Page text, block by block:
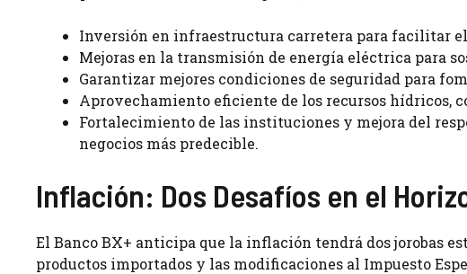
Inversión en infraestructura carretera para facilitar
Mejoras en la transmisión de energía eléctrica para
Garantizar mejores condiciones de seguridad para
Aprovechamiento eficiente de los recursos hídricos,
Fortalecimiento de las instituciones y mejora del
negocios más predecible.
Inflación: Dos Desafíos en el
El Banco BX+ anticipa que la inflación tendrá dos jorobas
productos importados y las modificaciones al Impuesto